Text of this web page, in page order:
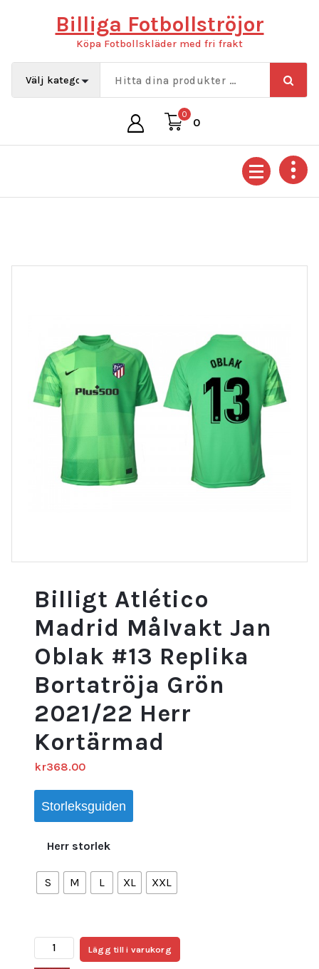
Billiga Fotbollströjor
Köpa Fotbollskläder med fri frakt
0
0
Billigt Atlético
Madrid Målvakt Jan
Oblak #13 Replika
Bortatröja Grön
2021/22 Herr
Kortärmad
kr368.00
Storleksguiden
Herr storlek
S M L XL XXL
Billigt
Atlético
Lägg till i varukorg